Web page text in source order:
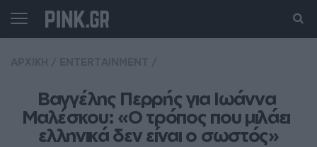
Βαγγέλης Περρής για Ιωάννα
Μαλέσκου: «Ο τρόπος που μιλάει
ελληνικά δεν είναι ο σωστός»